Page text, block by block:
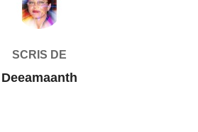
SCRIS DE
Deeamaanth